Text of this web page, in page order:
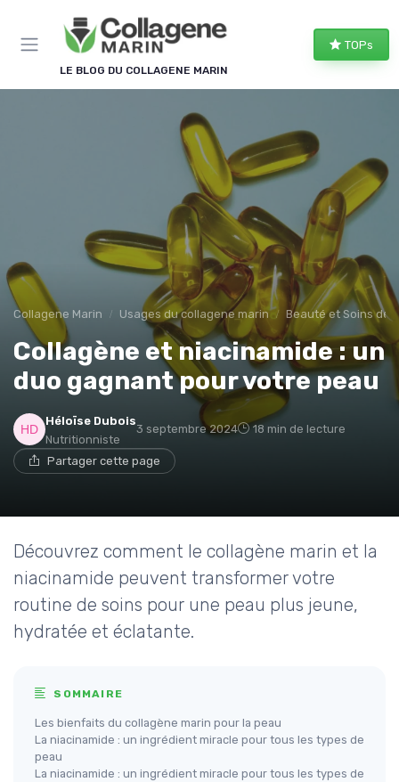
LE BLOG DU COLLAGENE MARIN
TOPs
Collagene Marin Usages du collagene marin Beauté et Soins de
Collagène et niacinamide : un
duo gagnant pour votre peau
Héloïse Dubois
Nutritionniste
3 septembre 2024 18 min de lecture
Partager cette page
Découvrez comment le collagène marin et la
niacinamide peuvent transformer votre
routine de soins pour une peau plus jeune,
hydratée et éclatante.
SOMMAIRE
Les bienfaits du collagène marin pour la peau
La niacinamide : un ingrédient miracle pour tous les types de
peau
La niacinamide : un ingrédient miracle pour tous les types de